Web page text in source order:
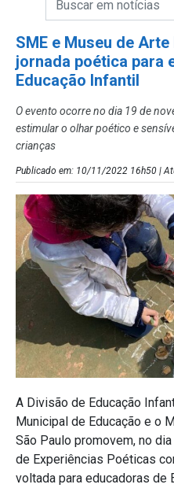
SME e Museu de
jornada poética para
Educação Infantil
O evento ocorre no dia 19 de
estimular o olhar poético e
crianças
Publicado em: 10/11/2022 16h50 |
A Divisão de Educação
Municipal de Educação e o
São Paulo promovem, no
de Experiências Poéticas
voltada para educadoras de